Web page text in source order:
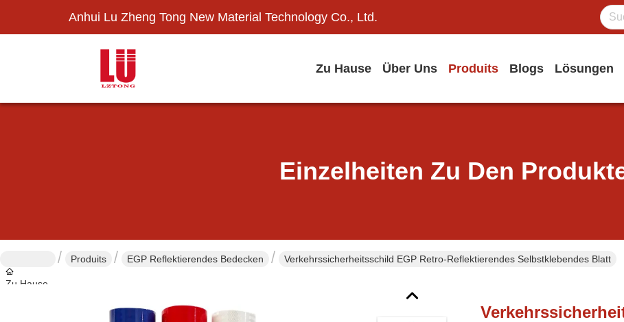
Anhui Lu Zheng Tong New Material Technology Co., Ltd.
Zu Hause Über Uns Produits Blogs Lösungen
Einzelheiten Zu Den
Zu Hause
Produits EGP Reflektierendes Bedecken Verkehrssicherheitsschild EGP Retro-Reflektierendes Selbstklebendes Blatt